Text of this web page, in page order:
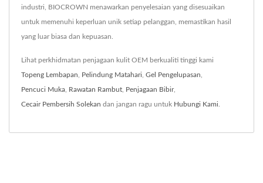
industri, BIOCROWN menawarkan penyelesaian yang disesuaikan
untuk memenuhi keperluan unik setiap pelanggan, memastikan hasil
yang luar biasa dan kepuasan.
Lihat perkhidmatan penjagaan kulit OEM berkualiti tinggi kami
Topeng Lembapan Pelindung Matahari Gel Pengelupasan
Pencuci Muka Rawatan Rambut Penjagaan Bibir,
Cecair Pembersih Solekan dan jangan ragu untuk Hubungi Kami